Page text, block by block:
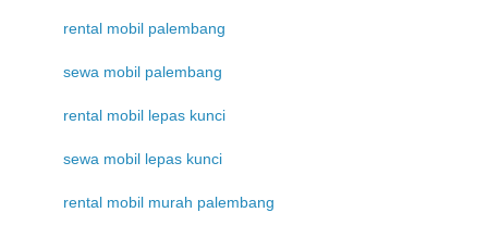
rental mobil palembang
sewa mobil palembang
rental mobil lepas kunci
sewa mobil lepas kunci
rental mobil murah palembang